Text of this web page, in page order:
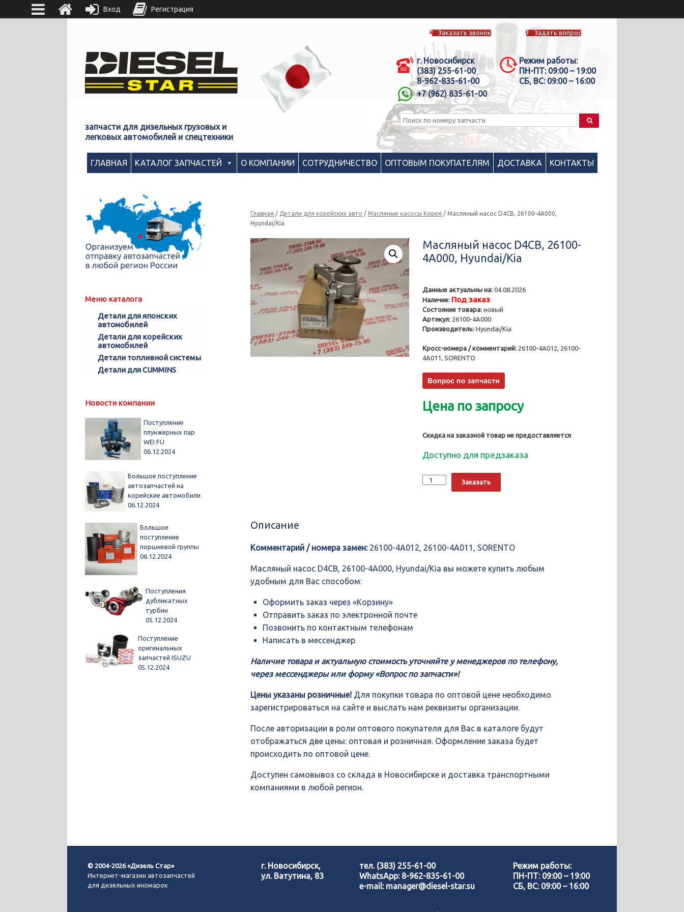
запчасти для дизельных грузовых и
легковых автомобилей и спецтехники
Заказать звонок Задать вопрос
г. Новосибирск
(383) 255-61-00
8-962-835-61-00
+7 (962) 835-61-00
Режим работы:
ПН-ПТ: 09:00 – 19:00
СБ, ВС: 09:00 – 16:00
ГЛАВНАЯ КАТАЛОГ ЗАПЧАСТЕЙ О КОМПАНИИ СОТРУДНИЧЕСТВО ОПТОВЫМ ПОКУПАТЕЛЯМ ДОСТАВКА КОНТАКТЫ
Главная / Детали для корейских авто / Масляные насосы Корея / Масляный насоc D4CB, 26100-4A000,
Hyundai/Kia
Масляный насоc D4CB, 26100-
4A000, Hyundai/Kia
Данные актуальны на: 04.08.2026
Наличие: Под заказ
Состояние товара: новый
Артикул: 26100-4A000
Производитель: Hyundai/Kia
Кросс-номера / комментарий: 26100-4A012, 26100-
4A011, SORENTO
Цена по запросу
Скидка на заказной товар не предоставляется
Доступно для предзаказа
Количество
Масляный
Заказать
Описание
Комментарий / номера замен:26100-4A012, 26100-4A011, SORENTO
Масляный насоc D4CB, 26100-4A000, Hyundai/Kia вы можете купить любым
удобным для Вас способом:
Оформить заказ через «Корзину»
Отправить заказ по электронной почте
Позвонить по контактным телефонам
Написать в мессенджер
Наличие товара и актуальную стоимость уточняйте у менеджеров по телефону,
через мессенджеры или форму «Вопрос по запчасти»!
Цены указаны розничные! Для покупки товара по оптовой цене необходимо
зарегистрироваться на сайте и выслать нам реквизиты организации.
После авторизации в роли оптового покупателя для Вас в каталоге будут
отображаться две цены: оптовая и розничная. Оформление заказа будет
происходить по оптовой цене.
Доступен самовывоз со склада в Новосибирске и доставка транспортными
компаниями в любой регион.
Меню каталога
Детали для японских
автомобилей
Детали для корейских
автомобилей
Детали топливной системы
Детали для CUMMINS
Новости компании
Поступление
плунжерных пар
WEI FU
06.12.2024
Большое поступление
автозапчастей на
корейские автомобили
06.12.2024
Большое
поступление
поршневой группы
06.12.2024
Поступления
дубликатных
турбин
05.12.2024
Поступление
оригинальных
запчастей ISUZU
05.12.2024
© 2004-2026 «Дизель Стар»
Интернет-магазин автозапчастей
для дизельных иномарок
г. Новосибирск,
ул. Ватутина, 83
тел. (383) 255-61-00
WhatsApp: 8-962-835-61-00
e-mail: manager@diesel-star.su
Режим работы:
ПН-ПТ: 09:00 – 19:00
СБ, ВС: 09:00 – 16:00
Вход Регистрация